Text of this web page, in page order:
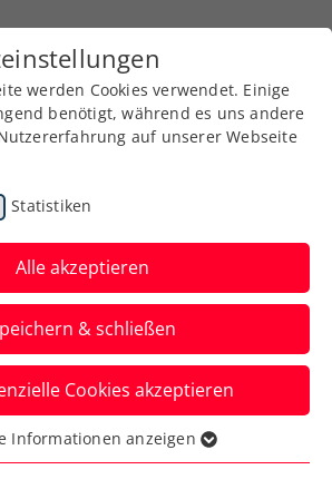
News
werden Cookies verwendet. Einige
benötigt, während es uns andere
auf unserer Webseite
Statistiken
Alle akzeptieren
& schließen
Cookies akzeptieren
werden für grundlegende
Informationen anzeigen